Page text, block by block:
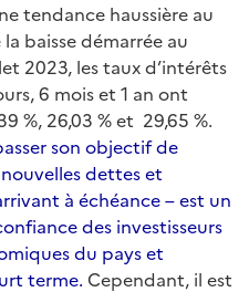
tendance haussière au
baisse démarrée au
2023, les taux d’intérêts
6 mois et 1 an ont
%, 26,03 % et 29,65 %.
son objectif de
dettes et
à échéance – est un
des investisseurs
du pays et
terme. Cependant, il est